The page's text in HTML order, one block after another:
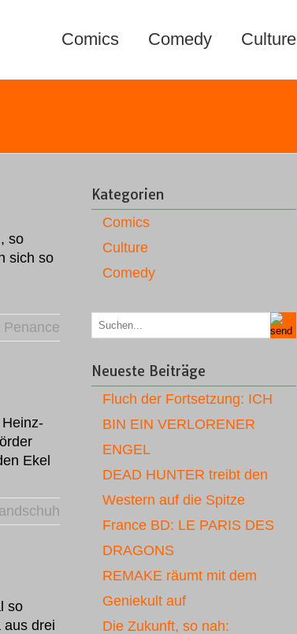
Comics Comedy Culture
so
sich so
Penance
Ekel
so
aus drei
Kategorien
Comics
Culture
Comedy
Neueste Beiträge
Fluch der Fortsetzung: ICH
BIN EIN VERLORENER
ENGEL
DEAD HUNTER treibt den
Western auf die Spitze
France BD: LE PARIS DES
DRAGONS
REMAKE räumt mit dem
Geniekult auf
Die Zukunft, so nah: